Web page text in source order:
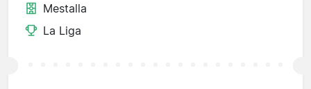
Mestalla
La Liga